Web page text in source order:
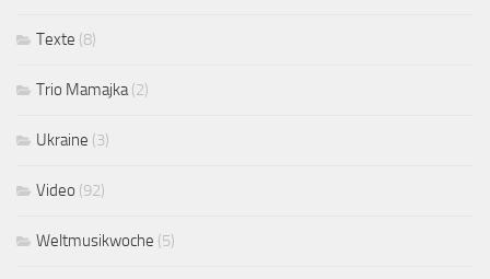
Texte (8)
Trio Mamajka(2)
Ukraine (3)
Video (92)
Weltmusikwoche (5)